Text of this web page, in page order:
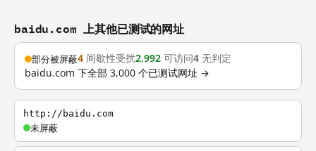
baidu.com 上其他已测试的网址
部分被屏蔽4 间歇性受扰2,992 可访问4 无判定
baidu.com 下全部 3,000 个已测试网址 →
http://baidu.com
未屏蔽